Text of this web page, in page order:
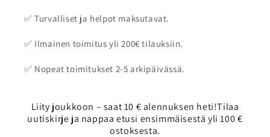
✅ Turvalliset ja helpot maksutavat.
✅ Ilmainen toimitus yli 200€ tilauksiin.
✅ Nopeat toimitukset 2-5 arkipäivässä.
Liity joukkoon – saat 10 € alennuksen heti!Tilaa
uutiskirje ja nappaa etusi ensimmäisestä yli 100 €
ostoksesta.